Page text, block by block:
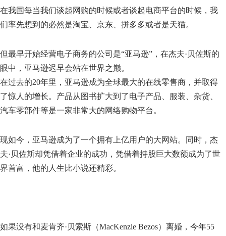
在我国每当我们谈起网购的时候或者谈起电商平台的时候，我
们率先想到的必然是淘宝、京东、拼多多或者是天猫。
但最早开始经营电子商务的公司是“亚马逊”，在杰夫·贝佐斯的
眼中，亚马逊迟早会站在世界之巅。
在过去的20年里，亚马逊成为全球最大的在线零售商，并取得
了惊人的增长。产品从图书扩大到了电子产品、服装、杂货、
汽车零部件等是一家非常大的网络购物平台。
现如今，亚马逊成为了一个拥有上亿用户的大网站。同时，杰
夫·贝佐斯却凭借着企业的成功，凭借着持股巨大数额成为了世
界首富，他的人生比小说还精彩。
如果没有和麦肯齐·贝索斯（MacKenzie Bezos）离婚，今年55